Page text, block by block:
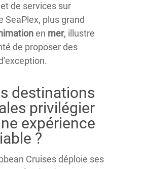
de services sur
SeaPlex, plus grand
en mer, illustre
de proposer des
destinations
privilégier
expérience
?
Cruises déploie ses